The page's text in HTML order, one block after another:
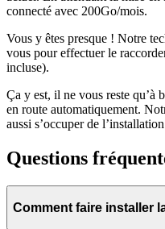
connecté avec 200Go/mois.
Vous y êtes presque ! Notre
vous pour effectuer le
incluse).
Ça y est, il ne vous reste qu’à
en route automatiquement.
aussi s’occuper de
Questions
Comment faire installer